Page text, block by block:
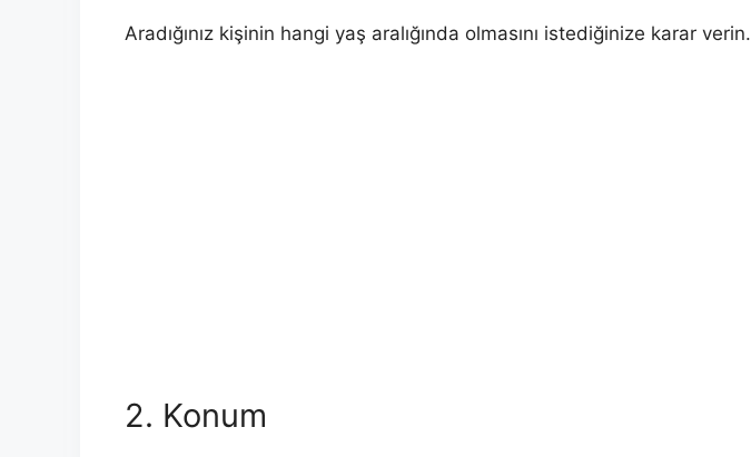
Aradığınız kişinin hangi yaş aralığında olmasını istediğinize karar verin.
2. Konum